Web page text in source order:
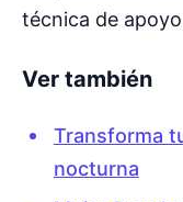
técnica de
Ver también
Transforma
nocturna